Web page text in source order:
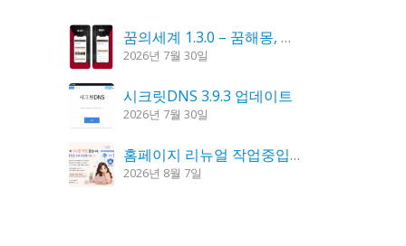
꿈의세계 1.3.0 – 꿈해몽, 꿈풀이
2026년 7월 30일
시크릿DNS 3.9.3 업데이트
2026년 7월 30일
홈페이지 리뉴얼 작업중입니다.
2026년 8월 7일